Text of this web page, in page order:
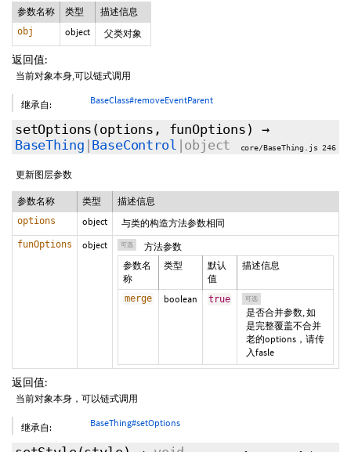
参数名称 类型 描述信息
obj object 父类对象
返回值:
当前对象本身,可以链式调用
继承自: BaseClass#removeEventParent
setOptions (options, funOptions )
→
BaseThing BaseControl |object core/BaseThing.js 246
更新图层参数
参数名称 类型 描述信息
options object 与类的构造方法参数相同
funOptions object 可选
方法参数
参数名
称
类型
默认
值
描述信息
merge boolean true 可选
是否合并参数, 如
是完整覆盖不合并
老的options，请传
入fasle
返回值:
当前对象本身，可以链式调用
继承自: BaseThing#setOptions